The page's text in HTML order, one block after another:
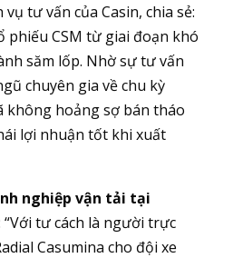
tư vấn của Casin, chia sẻ:
phiếu CSM từ giai đoạn khó
săm lốp. Nhờ sự tư vấn
chuyên gia về chu kỳ
không hoảng sợ bán tháo
lợi nhuận tốt khi xuất
nghiệp vận tải tại
tư cách là người trực
Casumina cho đội xe